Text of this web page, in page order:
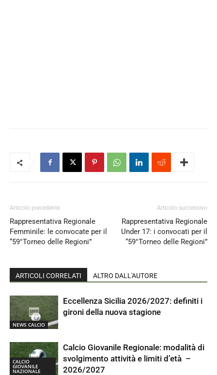
Articolo precedente
Rappresentativa Regionale
Femminile: le convocate per il
“59°Torneo delle Regioni”
Articolo successivo
Rappresentativa Regionale
Under 17: i convocati per il
“59°Torneo delle Regioni”
ARTICOLI CORRELATI ALTRO DALL'AUTORE
NEWS CALCIO
Eccellenza Sicilia 2026/2027: definiti i
gironi della nuova stagione
CALCIO
GIOVANILE
NAZIONALE
Calcio Giovanile Regionale: modalità di
svolgimento attività e limiti d’età –
2026/2027